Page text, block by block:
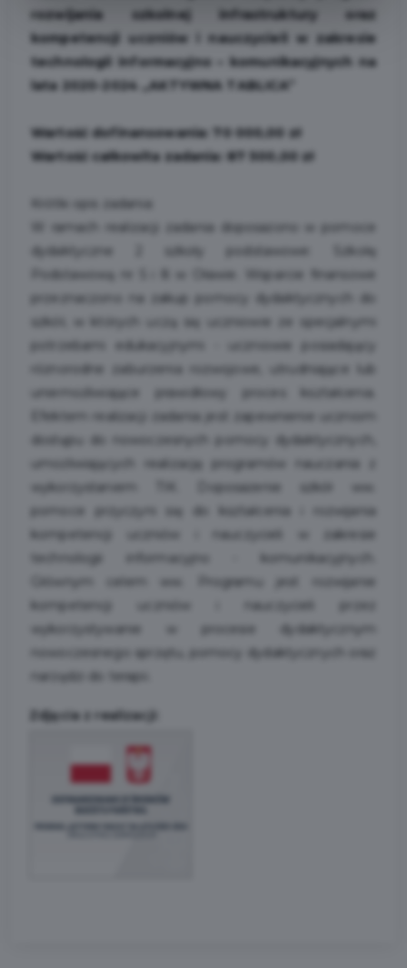
rozwijania szkolnej infrastruktury oraz
kompetencji uczniów i nauczycieli w zakresie
technologii informacyjno – komunikacyjnych na
lata 2020-2024 „AKTYWNA TABLICA”
Wartość dofinansowania: 70 000,00 zł
Wartość całkowita zadania: 87 500,00 zł
Krótki opis zadania:
W ramach realizacji zadania doposażono w pomoce
dydaktyczne 2 szkoły podstawowe: Szkołę
Podstawową nr 5 i 8 w Oławie. Wsparcie finansowe
przeznaczono na zakup pomocy dydaktycznych do
szkół, w których uczą się uczniowie ze specjalnymi
potrzebami edukacyjnymi - uczniowie posiadający
różnorodne zaburzenia rozwojowe, utrudniające lub
uniemożliwiające prawidłowy proces kształcenia.
Efektem realizacji zadania jest zapewnienie uczniom
dostępu do nowoczesnych pomocy dydaktycznych,
umożliwiających realizację programów nauczania z
wykorzystaniem TIK. Doposażenie szkół ww.
pomoce przyczyni się do kształcenia i rozwijania
kompetencji uczniów i nauczycieli w zakresie
technologii informacyjno - komunikacyjnych.
Głównym celem ww. Programu jest rozwijanie
kompetencji uczniów i nauczycieli przez
wykorzystywanie w procesie dydaktycznym
nowoczesnego sprzętu, pomocy dydaktycznych oraz
narzędzi do terapii.
Zdjęcia z realizacji: